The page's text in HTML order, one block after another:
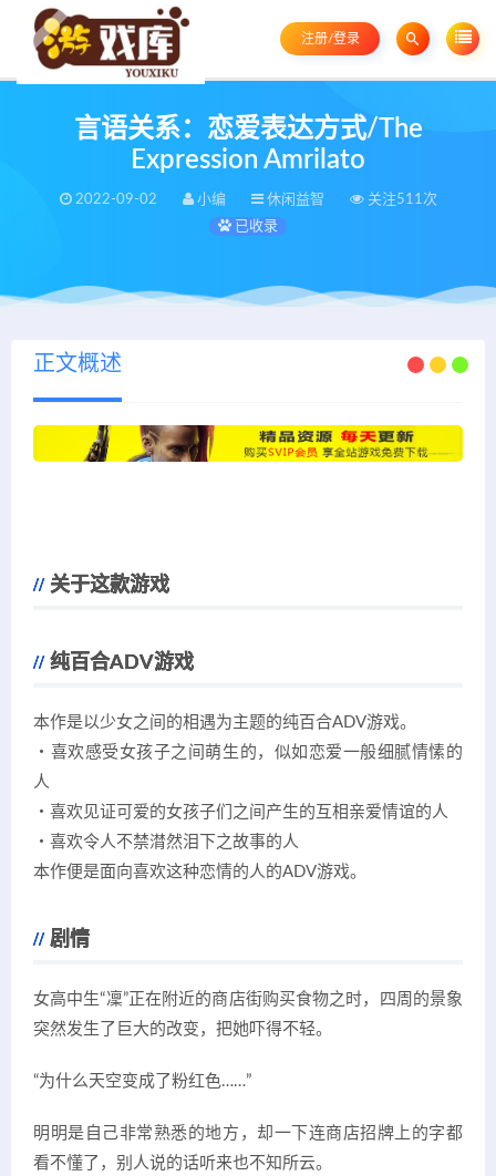
注册/登录
言语关系：恋爱表达方式/The
Expression Amrilato
2022-09-02 小编 休闲益智
关注511次
已收录
正文概述
关于这款游戏
纯百合ADV游戏
本作是以少女之间的相遇为主题的纯百合ADV游戏。
・喜欢感受女孩子之间萌生的，似如恋爱一般细腻情愫的
人
・喜欢见证可爱的女孩子们之间产生的互相亲爱情谊的人
・喜欢令人不禁潸然泪下之故事的人
本作便是面向喜欢这种恋情的人的ADV游戏。
剧情
女高中生“凜”正在附近的商店街购买食物之时，四周的景象
突然发生了巨大的改变，把她吓得不轻。
“为什么天空变成了粉红色……”
明明是自己非常熟悉的地方，却一下连商店招牌上的字都
看不懂了，别人说的话听来也不知所云。